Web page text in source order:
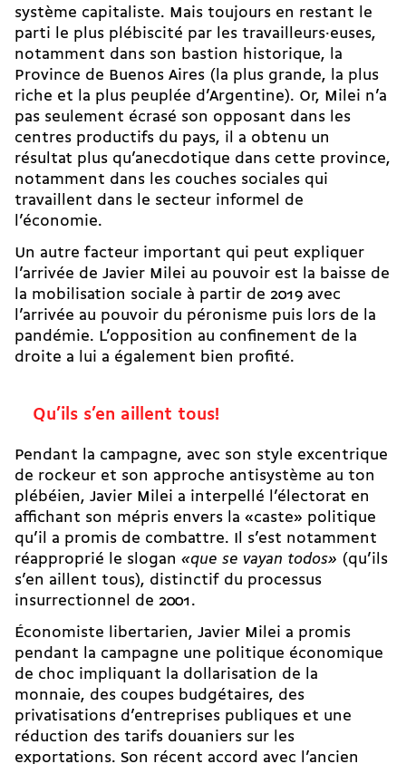
système capitaliste. Mais toujours en restant le
parti le plus plébiscité par les travailleurs·euses,
notamment dans son bastion historique, la
Province de Buenos Aires (la plus grande, la plus
riche et la plus peuplée d’Argentine). Or, Milei n’a
pas seulement écrasé son opposant dans les
centres productifs du pays, il a obtenu un
résultat plus qu’anecdotique dans cette province,
notamment dans les couches sociales qui
travaillent dans le secteur informel de
l’économie.
Un autre facteur important qui peut expliquer
l’arrivée de Javier Milei au pouvoir est la baisse de
la mobilisation sociale à partir de 2019 avec
l’arrivée au pouvoir du péronisme puis lors de la
pandémie. L’opposition au confinement de la
droite a lui a également bien profité.
Qu’ils s’en aillent tous!
Pendant la campagne, avec son style excentrique
de rockeur et son approche antisystème au ton
plébéien, Javier Milei a interpellé l’électorat en
affichant son mépris envers la «caste» politique
qu’il a promis de combattre. Il s’est notamment
réapproprié le slogan «que se vayan todos» (qu’ils
s’en aillent tous), distinctif du processus
insurrectionnel de 2001.
Économiste libertarien, Javier Milei a promis
pendant la campagne une politique économique
de choc impliquant la dollarisation de la
monnaie, des coupes budgétaires, des
privatisations d’entreprises publiques et une
réduction des tarifs douaniers sur les
exportations. Son récent accord avec l’ancien